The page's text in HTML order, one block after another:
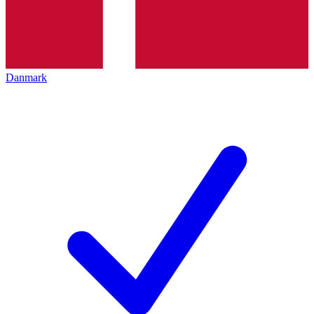
Danmark